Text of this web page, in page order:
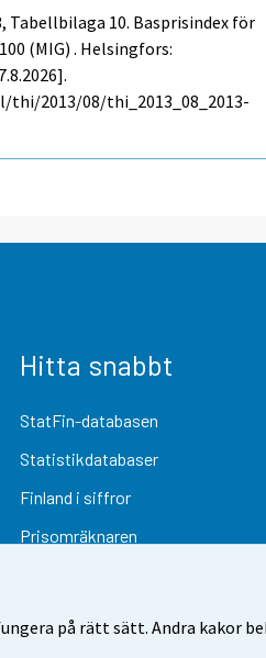
på rätt sätt. Andra kakor
Tabellbilaga 10. Basprisindex för
(MIG) . Helsingfors:
2013/08/thi_2013_08_2013-
Hitta snabbt
StatFin-databasen
Statistikdatabaser
Finland i siffror
Prisomräknaren